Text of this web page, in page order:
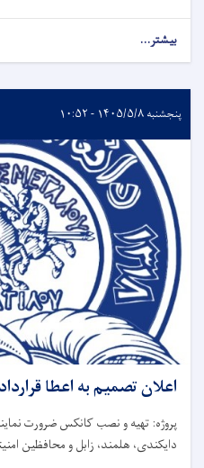
بیشتر...
پنجشنبه ۱۴۰۵/۵/۸ - ۱۰:۵۲
اعلان تصمیم به اعطا قرارداد
پروژه: تهیه و نصب کانکس ضرورت
دایکندی، هلمند، زابل و محافظین